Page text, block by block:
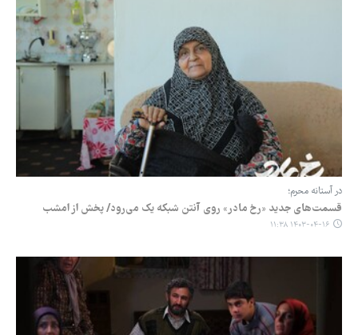
در آستانه محرم؛
قسمت‌های جدید «رخ مادر» روی آنتن شبکه یک می‌رود/ پخش از امشب
۱۴۰۳-۰۴-۱۶ ۱۱:۳۸